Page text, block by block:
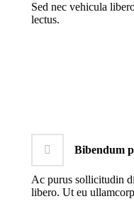
Sed nec vehicula
lectus.
Bibendum
Ac purus sollicitudin
libero. Ut eu